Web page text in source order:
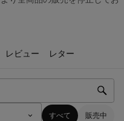
レビュー レター
すべて 販売中